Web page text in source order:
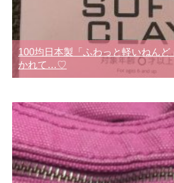
100均日本製「ふわっと軽いねんど
かれて…♡